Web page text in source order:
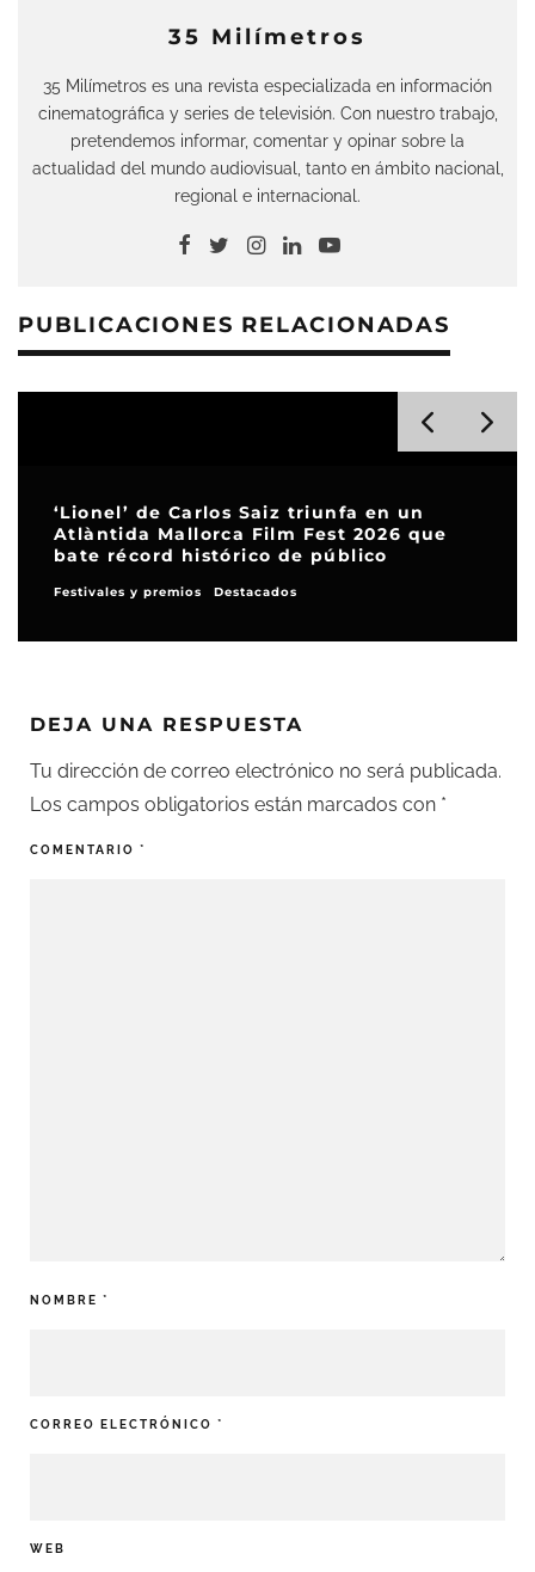
35 Milímetros
35 Milímetros es una revista especializada en información
cinematográfica y series de televisión. Con nuestro trabajo,
pretendemos informar, comentar y opinar sobre la
actualidad del mundo audiovisual, tanto en ámbito nacional,
regional e internacional.
PUBLICACIONES RELACIONADAS
‘Lionel’ de Carlos Saiz triunfa en un
Atlàntida Mallorca Film Fest 2026 que
bate récord histórico de público
Festivales y premios Destacados
DEJA UNA RESPUESTA
Tu dirección de correo electrónico no será publicada.
Los campos obligatorios están marcados con *
COMENTARIO *
NOMBRE *
CORREO ELECTRÓNICO *
WEB